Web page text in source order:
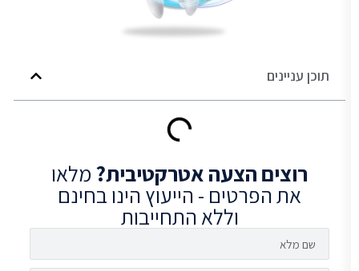
תוכן עניינים
רוציםהצעה אטרקטיבית?מלאו
את הפרטים - הייעוץ הינו בחינם
וללא התחייבות